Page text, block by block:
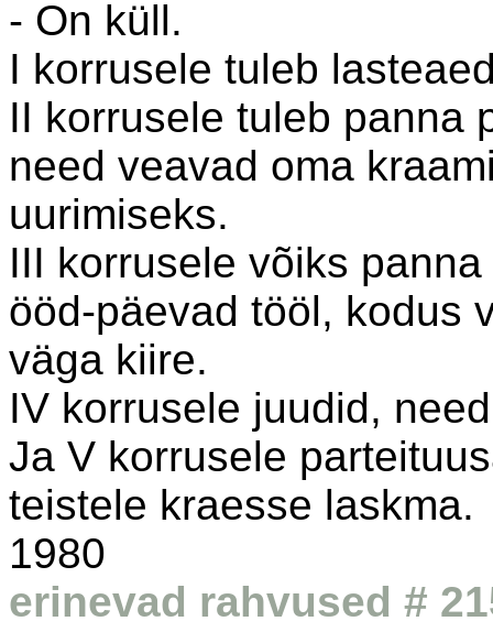
- On küll.
I korrusele tuleb
II korrusele tuleb panna
need veavad oma
uurimiseks.
III korrusele võiks
ööd-päevad tööl, kodus
väga kiire.
IV korrusele juudid,
Ja V korrusele
teistele kraesse laskma.
1980
erinevad rahvused #